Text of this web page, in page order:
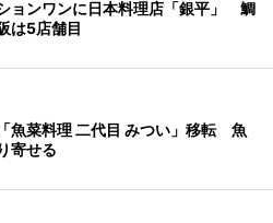
ョンワンに日本料理店「銀平」 鯛
は5店舗目
魚菜料理 二代目 みつい」移転 魚
寄せる